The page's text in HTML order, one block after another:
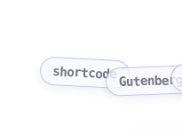
shortcodeGutenberg